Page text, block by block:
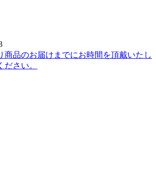
商品のお届けまでにお時間を頂戴いたし
ださい。